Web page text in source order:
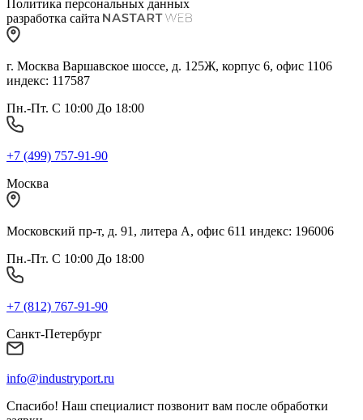
Политика персональных данных
разработка сайта
г. Москва Варшавское шоссе, д. 125Ж, корпус 6, офис 1106
индекс: 117587
Пн.-Пт. С 10:00 До 18:00
+7 (499) 757-91-90
Москва
Московский пр-т, д. 91, литера А, офис 611 индекс: 196006
Пн.-Пт. С 10:00 До 18:00
+7 (812) 767-91-90
Санкт-Петербург
info@industryport.ru
Спасибо! Наш специалист позвонит вам после обработки